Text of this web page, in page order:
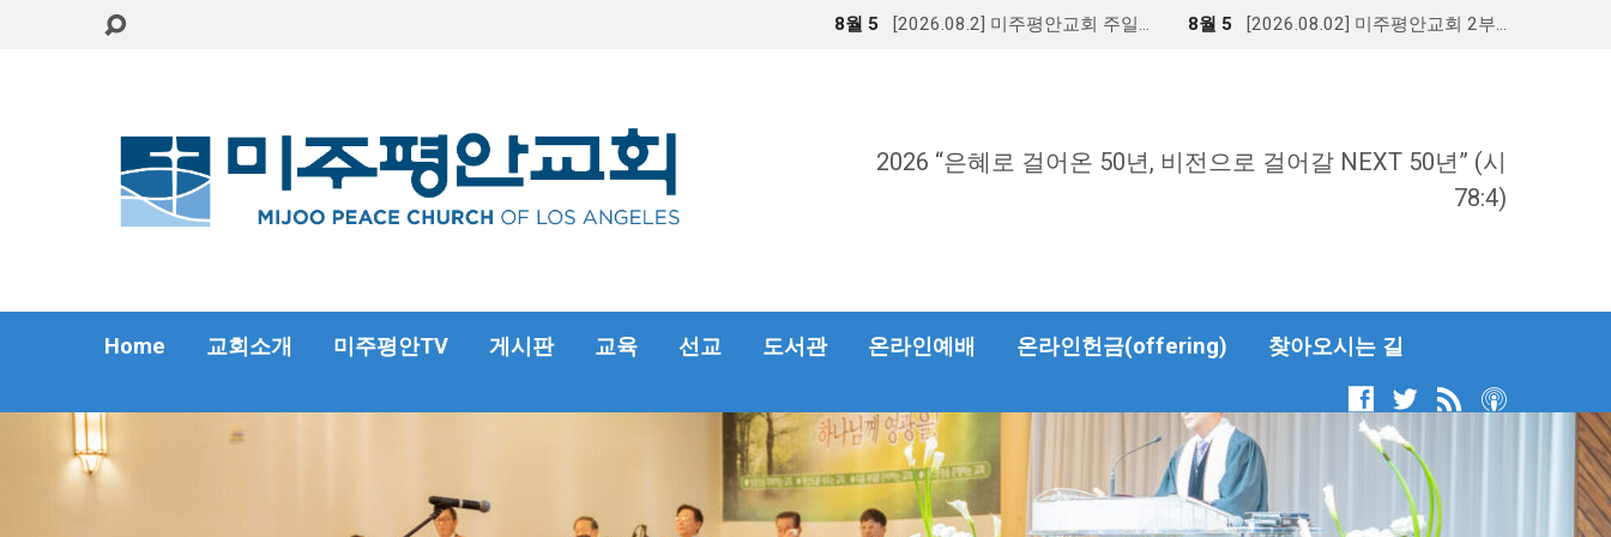
8월 5 [2026.08.2] 미주평안교회 주일… 8월 5 [2026.08.02] 미주평안교회 2부…
2026 “은혜로 걸어온 50년, 비전으로 걸어갈 NEXT 50년” (시
78:4)
Home 교회소개 미주평안TV 게시판 교육 선교 도서관 온라인예배 온라인헌금(offering) 찾아오시는 길